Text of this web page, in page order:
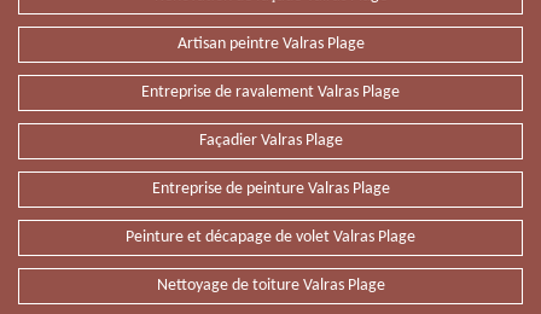
Artisan peintre Valras Plage
Entreprise de ravalement Valras Plage
Façadier Valras Plage
Entreprise de peinture Valras Plage
Peinture et décapage de volet Valras Plage
Nettoyage de toiture Valras Plage